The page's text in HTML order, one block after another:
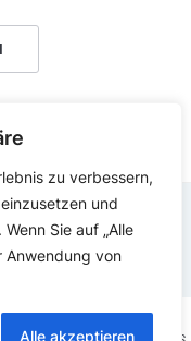
zu verbessern,
und
Sie auf „Alle
Anwendung von
Alle akzeptieren
IMPRESSUM